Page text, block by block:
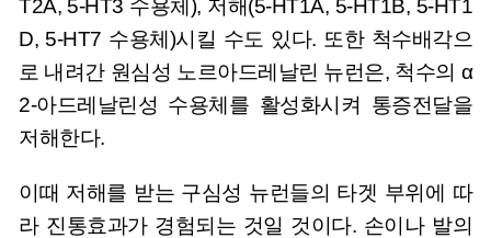
T2A, 5-HT3 수용체), 저해(5-HT1A, 5-HT1B, 5-HT1
D, 5-HT7 수용체)시킬 수도 있다. 또한 척수배각으
로 내려간 원심성 노르아드레날린 뉴런은, 척수의 α
2-아드레날린성 수용체를 활성화시켜 통증전달을
저해한다.
이때 저해를 받는 구심성 뉴런들의 타겟 부위에 따
라 진통효과가 경험되는 것일 것이다. 손이나 발의